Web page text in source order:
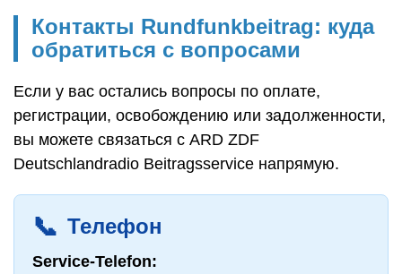
Контакты Rundfunkbeitrag: куда
обратиться с вопросами
Если у вас остались вопросы по оплате,
регистрации, освобождению или задолженности,
вы можете связаться с ARD ZDF
Deutschlandradio Beitragsservice напрямую.
📞 Телефон
Service-Telefon: